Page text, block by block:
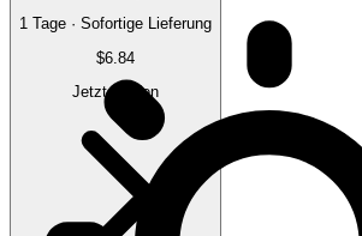
1 Tage · Sofortige Lieferung
$6.84
Jetzt kaufen